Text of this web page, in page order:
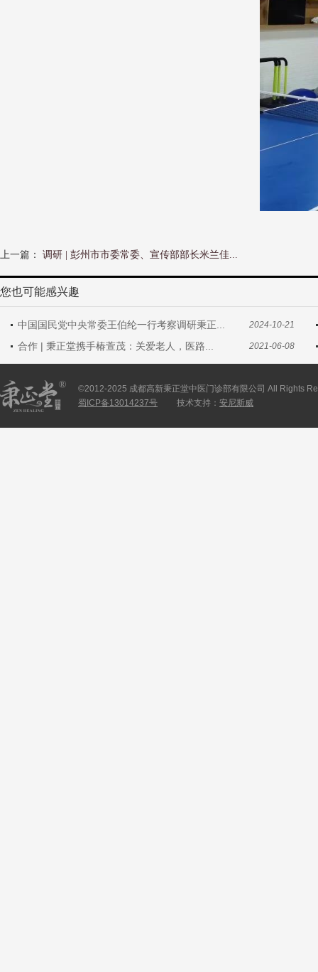
上一篇： 调研 | 彭州市市委常委、宣传部部长米兰佳...
您也可能感兴趣
中国国民党中央常委王伯纶一行考察调研秉正... 2024-10-21
合作 | 秉正堂携手椿萱茂：关爱老人，医路... 2021-06-08
©2012-2025 成都高新秉正堂中医门诊部有限公司 All Rights
蜀ICP备13014237号
技术支持： 安尼斯威